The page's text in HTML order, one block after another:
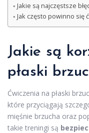
Jakie są najczęstsze
Jak często powinno się
Jakie są
płaski
Ćwiczenia na płaski
które przyciągają
mięśnie brzucha oraz
takie treningi są